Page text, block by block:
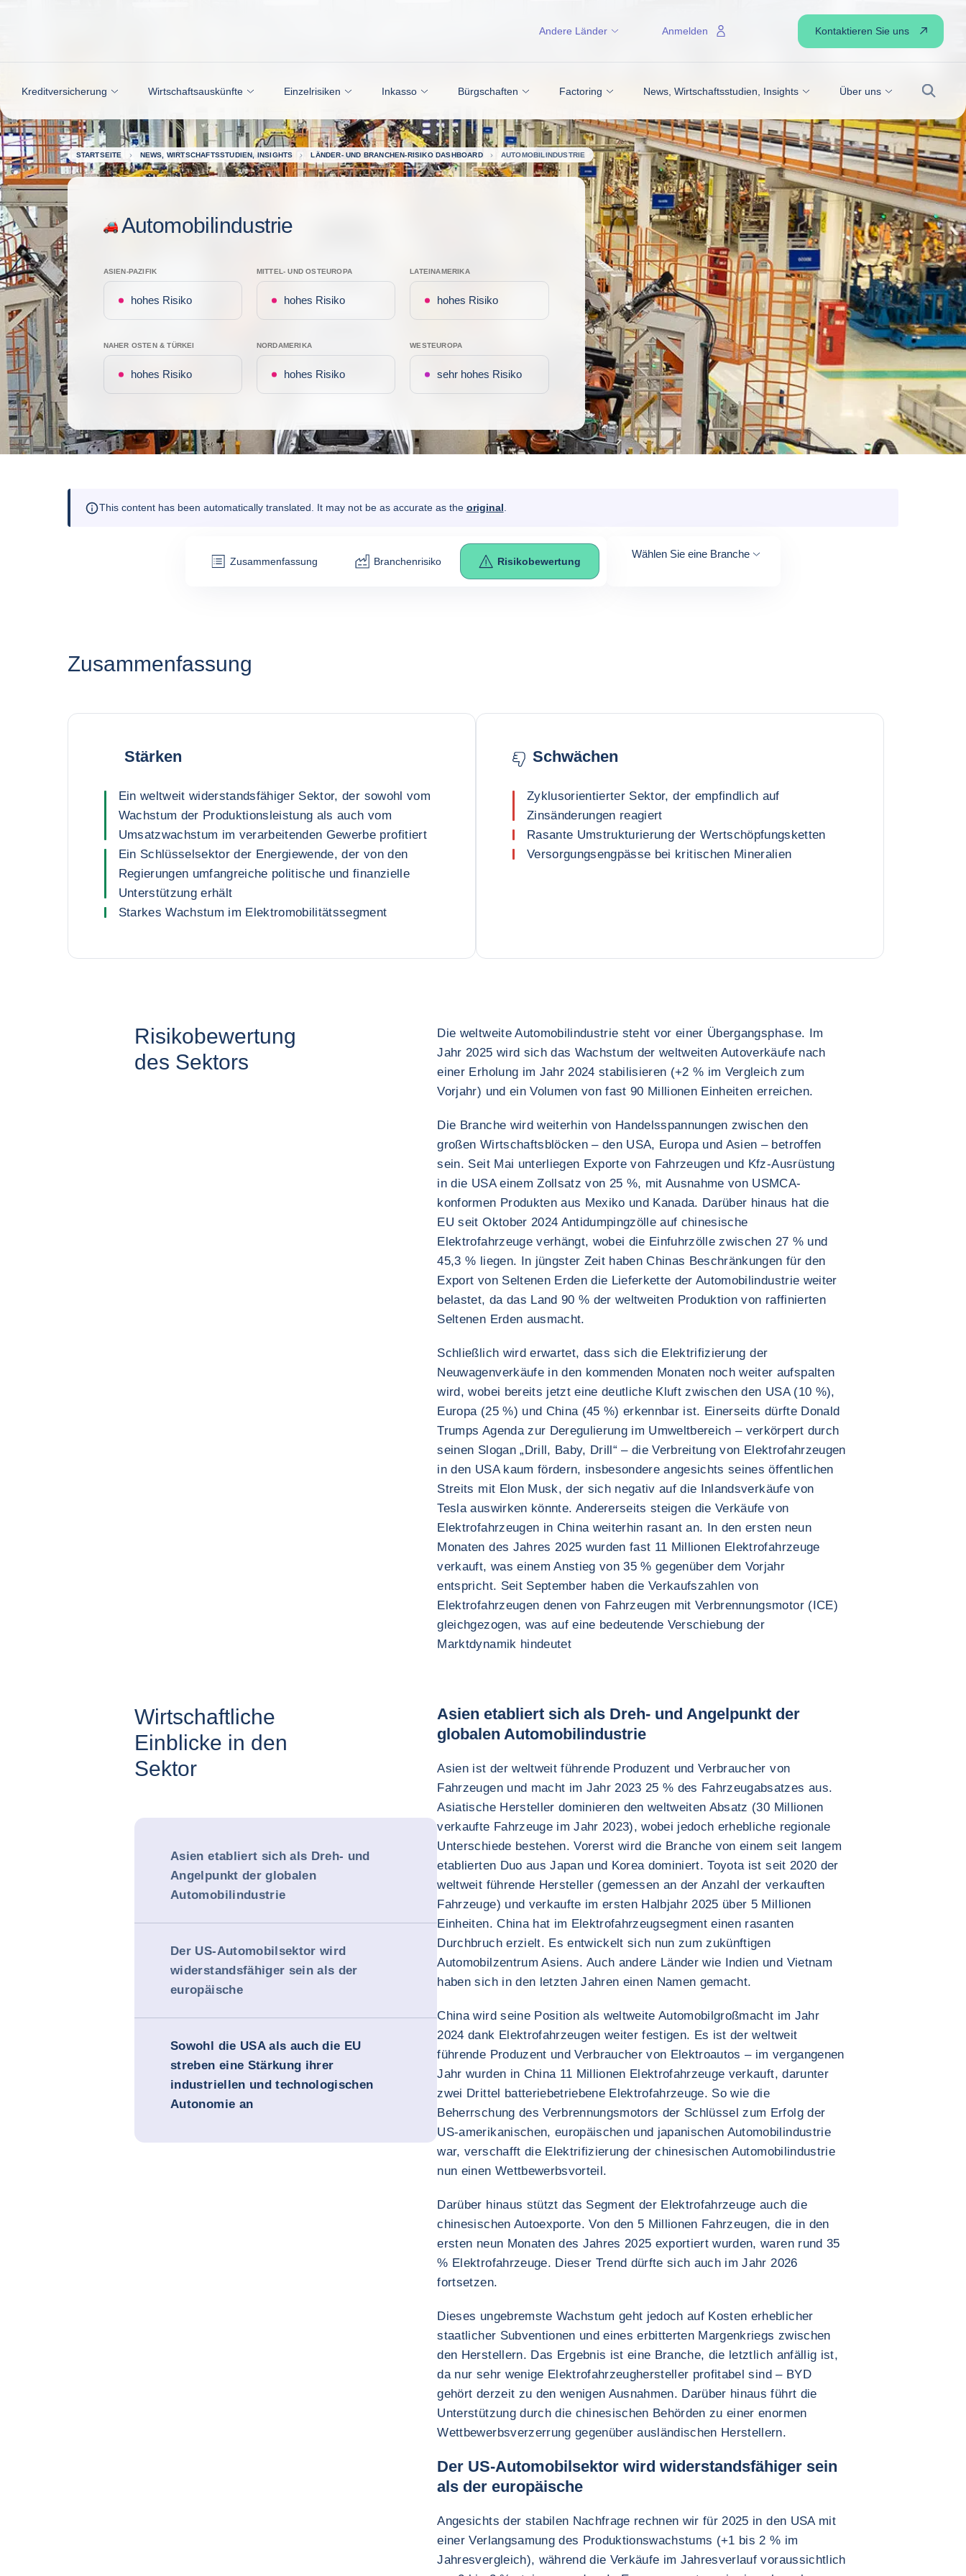
Kreditversicherung Wirtschaftsauskünfte Einzelrisiken Inkasso Bürgschaften Factoring News, Wirtschaftsstudien, Insights Über uns
Suche
Andere Länder Anmelden Kontaktieren Sie uns
STARTSEITE NEWS, WIRTSCHAFTSSTUDIEN, INSIGHTS LÄNDER- UND BRANCHEN-RISIKO DASHBOARD AUTOMOBILINDUSTRIE
Automobilindustrie
ASIEN-PAZIFIK
hohes Risiko
MITTEL- UND OSTEUROPA
hohes Risiko
LATEINAMERIKA
hohes Risiko
NAHER OSTEN & TÜRKEI
hohes Risiko
NORDAMERIKA
hohes Risiko
WESTEUROPA
sehr hohes Risiko
This content has been automatically translated. It may not be as accurate as the original
Zusammenfassung Branchenrisiko Risikobewertung
Wählen Sie eine Branche
Zusammenfassung
Stärken
Ein weltweit widerstandsfähiger Sektor, der sowohl vom
Wachstum der Produktionsleistung als auch vom
Umsatzwachstum im verarbeitenden Gewerbe profitiert
Ein Schlüsselsektor der Energiewende, der von den
Regierungen umfangreiche politische und finanzielle
Unterstützung erhält
Starkes Wachstum im Elektromobilitätssegment
Schwächen
Zyklusorientierter Sektor, der empfindlich auf
Zinsänderungen reagiert
Rasante Umstrukturierung der Wertschöpfungsketten
Versorgungsengpässe bei kritischen Mineralien
Risikobewertung
des Sektors
Die weltweite Automobilindustrie steht vor einer Übergangsphase. Im
Jahr 2025 wird sich das Wachstum der weltweiten Autoverkäufe nach
einer Erholung im Jahr 2024 stabilisieren (+2 % im Vergleich zum
Vorjahr) und ein Volumen von fast 90 Millionen Einheiten erreichen.
Die Branche wird weiterhin von Handelsspannungen zwischen den
großen Wirtschaftsblöcken – den USA, Europa und Asien – betroffen
sein. Seit Mai unterliegen Exporte von Fahrzeugen und Kfz-Ausrüstung
in die USA einem Zollsatz von 25 %, mit Ausnahme von USMCA-
konformen Produkten aus Mexiko und Kanada. Darüber hinaus hat die
EU seit Oktober 2024 Antidumpingzölle auf chinesische
Elektrofahrzeuge verhängt, wobei die Einfuhrzölle zwischen 27 % und
45,3 % liegen. In jüngster Zeit haben Chinas Beschränkungen für den
Export von Seltenen Erden die Lieferkette der Automobilindustrie weiter
belastet, da das Land 90 % der weltweiten Produktion von raffinierten
Seltenen Erden ausmacht.
Schließlich wird erwartet, dass sich die Elektrifizierung der
Neuwagenverkäufe in den kommenden Monaten noch weiter aufspalten
wird, wobei bereits jetzt eine deutliche Kluft zwischen den USA (10 %),
Europa (25 %) und China (45 %) erkennbar ist. Einerseits dürfte Donald
Trumps Agenda zur Deregulierung im Umweltbereich – verkörpert durch
seinen Slogan „Drill, Baby, Drill“ – die Verbreitung von Elektrofahrzeugen
in den USA kaum fördern, insbesondere angesichts seines öffentlichen
Streits mit Elon Musk, der sich negativ auf die Inlandsverkäufe von
Tesla auswirken könnte. Andererseits steigen die Verkäufe von
Elektrofahrzeugen in China weiterhin rasant an. In den ersten neun
Monaten des Jahres 2025 wurden fast 11 Millionen Elektrofahrzeuge
verkauft, was einem Anstieg von 35 % gegenüber dem Vorjahr
entspricht. Seit September haben die Verkaufszahlen von
Elektrofahrzeugen denen von Fahrzeugen mit Verbrennungsmotor (ICE)
gleichgezogen, was auf eine bedeutende Verschiebung der
Marktdynamik hindeutet
Wirtschaftliche
Einblicke in den
Sektor
Asien etabliert sich als Dreh- und
Angelpunkt der globalen
Automobilindustrie
Der US-Automobilsektor wird
widerstandsfähiger sein als der
europäische
Sowohl die USA als auch die EU
streben eine Stärkung ihrer
industriellen und technologischen
Autonomie an
Asien etabliert sich als Dreh- und Angelpunkt der
globalen Automobilindustrie
Asien ist der weltweit führende Produzent und Verbraucher von
Fahrzeugen und macht im Jahr 2023 25 % des Fahrzeugabsatzes aus.
Asiatische Hersteller dominieren den weltweiten Absatz (30 Millionen
verkaufte Fahrzeuge im Jahr 2023), wobei jedoch erhebliche regionale
Unterschiede bestehen. Vorerst wird die Branche von einem seit langem
etablierten Duo aus Japan und Korea dominiert. Toyota ist seit 2020 der
weltweit führende Hersteller (gemessen an der Anzahl der verkauften
Fahrzeuge) und verkaufte im ersten Halbjahr 2025 über 5 Millionen
Einheiten. China hat im Elektrofahrzeugsegment einen rasanten
Durchbruch erzielt. Es entwickelt sich nun zum zukünftigen
Automobilzentrum Asiens. Auch andere Länder wie Indien und Vietnam
haben sich in den letzten Jahren einen Namen gemacht.
China wird seine Position als weltweite Automobilgroßmacht im Jahr
2024 dank Elektrofahrzeugen weiter festigen. Es ist der weltweit
führende Produzent und Verbraucher von Elektroautos – im vergangenen
Jahr wurden in China 11 Millionen Elektrofahrzeuge verkauft, darunter
zwei Drittel batteriebetriebene Elektrofahrzeuge. So wie die
Beherrschung des Verbrennungsmotors der Schlüssel zum Erfolg der
US-amerikanischen, europäischen und japanischen Automobilindustrie
war, verschafft die Elektrifizierung der chinesischen Automobilindustrie
nun einen Wettbewerbsvorteil.
Darüber hinaus stützt das Segment der Elektrofahrzeuge auch die
chinesischen Autoexporte. Von den 5 Millionen Fahrzeugen, die in den
ersten neun Monaten des Jahres 2025 exportiert wurden, waren rund 35
% Elektrofahrzeuge. Dieser Trend dürfte sich auch im Jahr 2026
fortsetzen.
Dieses ungebremste Wachstum geht jedoch auf Kosten erheblicher
staatlicher Subventionen und eines erbitterten Margenkriegs zwischen
den Herstellern. Das Ergebnis ist eine Branche, die letztlich anfällig ist,
da nur sehr wenige Elektrofahrzeughersteller profitabel sind – BYD
gehört derzeit zu den wenigen Ausnahmen. Darüber hinaus führt die
Unterstützung durch die chinesischen Behörden zu einer enormen
Wettbewerbsverzerrung gegenüber ausländischen Herstellern.
Der US-Automobilsektor wird widerstandsfähiger sein
als der europäische
Angesichts der stabilen Nachfrage rechnen wir für 2025 in den USA mit
einer Verlangsamung des Produktionswachstums (+1 bis 2 % im
Jahresvergleich), während die Verkäufe im Jahresverlauf voraussichtlich